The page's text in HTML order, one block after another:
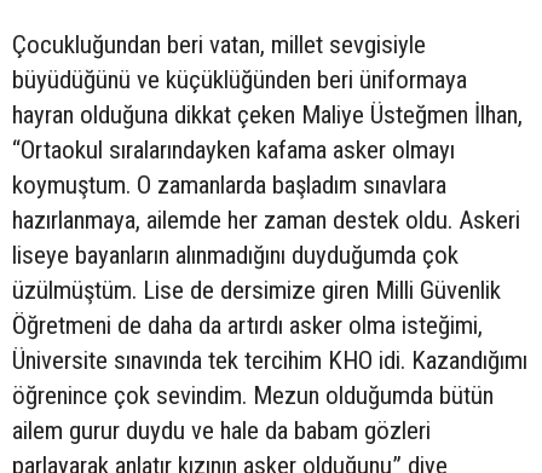
Çocukluğundan beri vatan, millet sevgisiyle
büyüdüğünü ve küçüklüğünden beri üniformaya
hayran olduğuna dikkat çeken Maliye Üsteğmen İlhan,
“Ortaokul sıralarındayken kafama asker olmayı
koymuştum. O zamanlarda başladım sınavlara
hazırlanmaya, ailemde her zaman destek oldu. Askeri
liseye bayanların alınmadığını duyduğumda çok
üzülmüştüm. Lise de dersimize giren Milli Güvenlik
Öğretmeni de daha da artırdı asker olma isteğimi,
Üniversite sınavında tek tercihim KHO idi. Kazandığımı
öğrenince çok sevindim. Mezun olduğumda bütün
ailem gurur duydu ve hale da babam gözleri
parlayarak anlatır kızının asker olduğunu” diye